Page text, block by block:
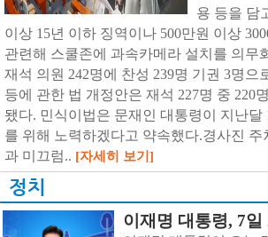
용 등을 담
이상 15년 이하 징역이나 500만원 이상
관련해 스쿨존에 과속카메라 설치를 의무
재석 의원 242명에 찬성 239명 기권 3명
등에 관한 법 개정안은 재석 227명 중 220
됐다. 민식이법은 문재인 대통령이 지난
를 위해 노력하겠다고 약속했다.경사진
과 미끄럼.. [자세히 보기]
정치
이재명 대통령, 7